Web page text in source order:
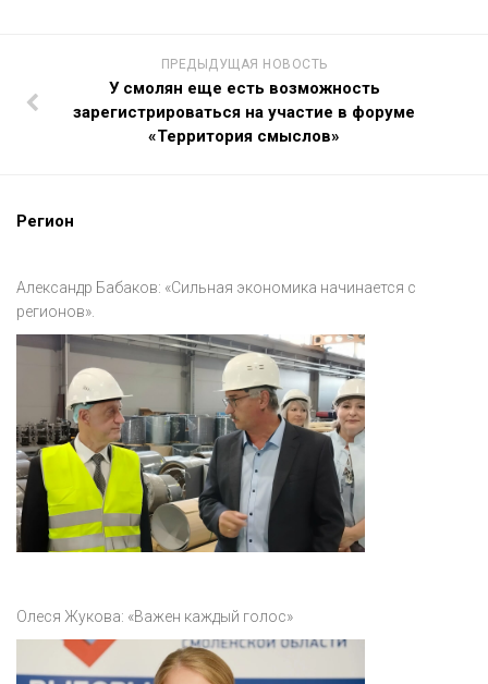
ПРЕДЫДУЩАЯ НОВОСТЬ
У смолян еще есть возможность
зарегистрироваться на участие в форуме
«Территория смыслов»
Регион
Александр Бабаков: «Сильная экономика начинается с
регионов».
Олеся Жукова: «Важен каждый голос»